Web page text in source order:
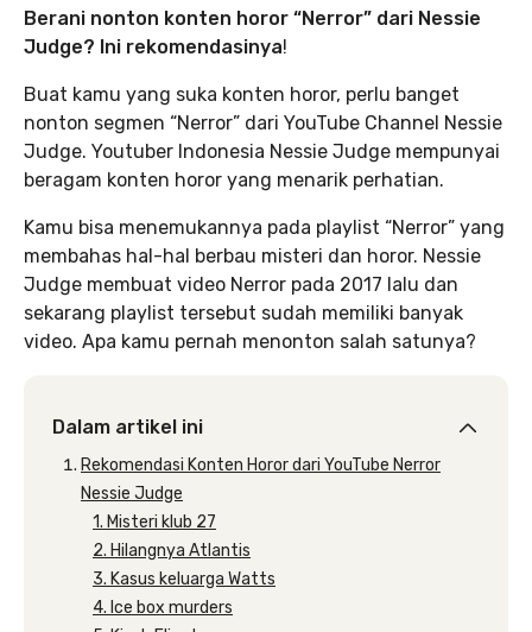
Berani nonton konten horor “Nerror” dari Nessie
Judge? Ini rekomendasinya!
Buat kamu yang suka konten horor, perlu banget
nonton segmen “Nerror” dari YouTube Channel Nessie
Judge. Youtuber Indonesia Nessie Judge mempunyai
beragam konten horor yang menarik perhatian.
Kamu bisa menemukannya pada playlist “Nerror” yang
membahas hal-hal berbau misteri dan horor. Nessie
Judge membuat video Nerror pada 2017 lalu dan
sekarang playlist tersebut sudah memiliki banyak
video. Apa kamu pernah menonton salah satunya?
Dalam artikel ini
Rekomendasi Konten Horor dari YouTube Nerror
Nessie Judge
1. Misteri klub 27
2. Hilangnya Atlantis
3. Kasus keluarga Watts
4. Ice box murders